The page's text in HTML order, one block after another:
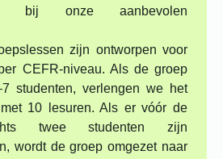
bij onze aanbevolen
zijn ontworpen voor
CEFR-niveau. Als de groep
studenten, verlengen we het
met 10 lesuren. Als er vóór de
twee studenten zijn
wordt de groep omgezet naar